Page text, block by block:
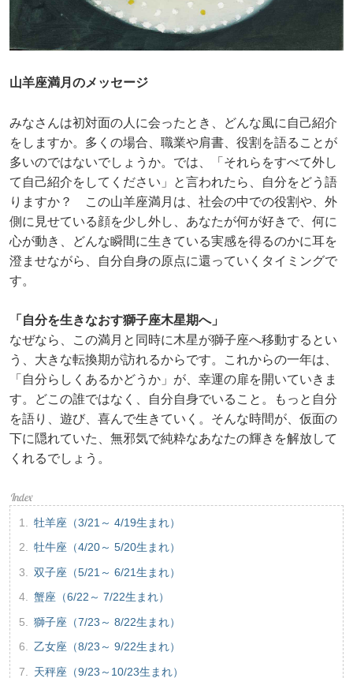
山羊座満月のメッセージ
みなさんは初対面の人に会ったとき、どんな風に自己紹介
をしますか。多くの場合、職業や肩書、役割を語ることが
多いのではないでしょうか。では、「それらをすべて外し
て自己紹介をしてください」と言われたら、自分をどう語
りますか？ この山羊座満月は、社会の中での役割や、外
側に見せている顔を少し外し、あなたが何が好きで、何に
心が動き、どんな瞬間に生きている実感を得るのかに耳を
澄ませながら、自分自身の原点に還っていくタイミングで
す。
「自分を生きなおす獅子座木星期へ」
なぜなら、この満月と同時に木星が獅子座へ移動するとい
う、大きな転換期が訪れるからです。これからの一年は、
「自分らしくあるかどうか」が、幸運の扉を開いていきま
す。どこの誰ではなく、自分自身でいること。もっと自分
を語り、遊び、喜んで生きていく。そんな時間が、仮面の
下に隠れていた、無邪気で純粋なあなたの輝きを解放して
くれるでしょう。
牡羊座（3/21～ 4/19生まれ）
牡牛座（4/20～ 5/20生まれ）
双子座（5/21～ 6/21生まれ）
蟹座（6/22～ 7/22生まれ）
獅子座（7/23～ 8/22生まれ）
乙女座（8/23～ 9/22生まれ）
天秤座（9/23～10/23生まれ）